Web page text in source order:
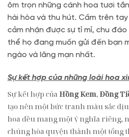
ôm trọn những cánh hoa tươi
hài hòa và thu hút. Cầm trên
cảm nhận được sự tỉ mỉ, chu
thể họ đang muốn gửi đến bạn
ngào và lãng mạn nhất.
Sự kết hợp của những loài hoa
Sự kết hợp của Hồng Kem, Đồng
tạo nên một bức tranh màu sắc
hoa đều mang một ý nghĩa riêng,
chúng hòa quyện thành một tổng